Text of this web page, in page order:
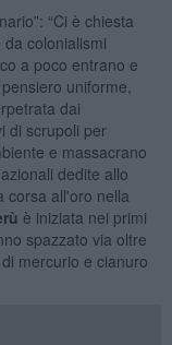
“Ci è chiesta
colonialismi
a poco entrano e
uniforme,
dai
di scrupoli per
e massacrano
dedite allo
corsa all'oro nella
è iniziata nei primi
spazzato via oltre
mercurio e cianuro